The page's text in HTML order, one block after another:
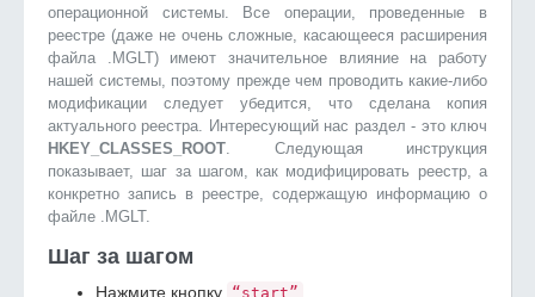
операционной системы. Все операции, проведенные в
реестре (даже не очень сложные, касающееся расширения
файла .MGLT) имеют значительное влияние на работу
нашей системы, поэтому прежде чем проводить какие-либо
модификации следует убедится, что сделана копия
актуального реестра. Интересующий нас раздел - это ключ
HKEY_CLASSES_ROOT. Следующая инструкция
показывает, шаг за шагом, как модифицировать реестр, а
конкретно запись в реестре, содержащую информацию о
файле .MGLT.
Шаг за шагом
Нажмите кнопку “start”